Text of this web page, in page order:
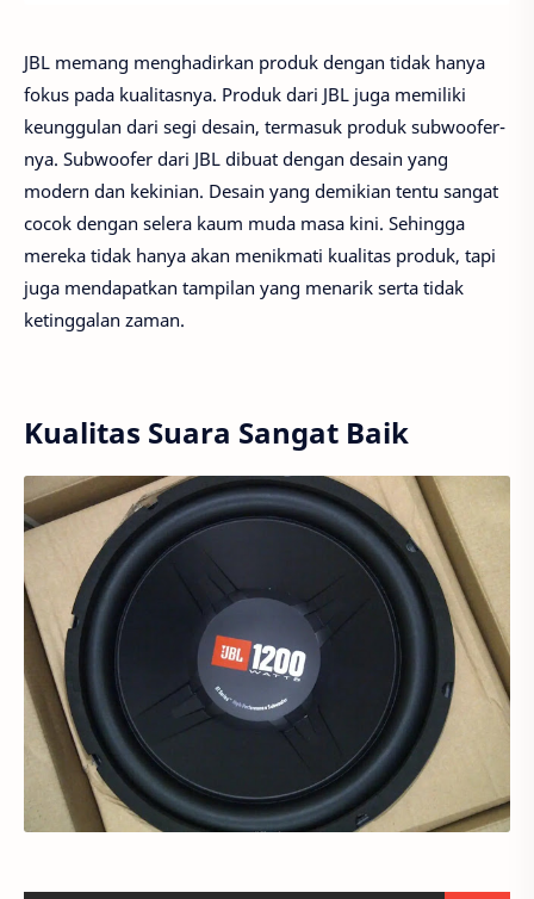
JBL memang menghadirkan produk dengan tidak hanya
fokus pada kualitasnya. Produk dari JBL juga memiliki
keunggulan dari segi desain, termasuk produk subwoofer-
nya. Subwoofer dari JBL dibuat dengan desain yang
modern dan kekinian. Desain yang demikian tentu sangat
cocok dengan selera kaum muda masa kini. Sehingga
mereka tidak hanya akan menikmati kualitas produk, tapi
juga mendapatkan tampilan yang menarik serta tidak
ketinggalan zaman.
Kualitas Suara Sangat Baik